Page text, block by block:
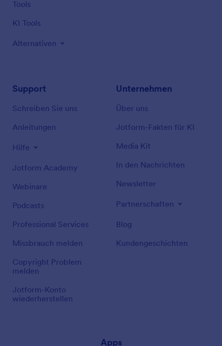
Tools
KI Tools
Alternativen
Support
Schreiben Sie uns
Anleitungen
Hilfe
Jotform Academy
Webinare
Podcasts
Professional Services
Missbrauch melden
Copyright Problem
melden
Jotform-Konto
wiederherstellen
Unternehmen
Über uns
Jotform-Fakten für KI
Media Kit
In den Nachrichten
Newsletter
Partnerschaften
Blog
Kundengeschichten
Apps